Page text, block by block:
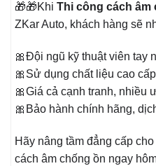
🎁🎁Khi Thi công cách âm
ZKar Auto, khách hàng sẽ
🎀Đội ngũ kỹ thuật viên tay
🎀Sử dụng chất liệu cao
🎀Giá cả cạnh tranh, nhiều
🎀Bảo hành chính hãng,
Hãy nâng tầm đẳng cấp
cách âm chống ồn ngay